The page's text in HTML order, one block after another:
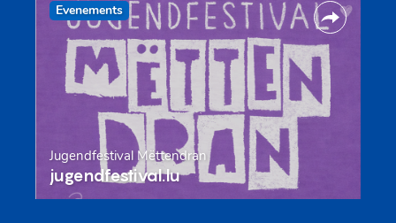
Evenements
Jugendfestival Mëttendran
jugendfestival.lu